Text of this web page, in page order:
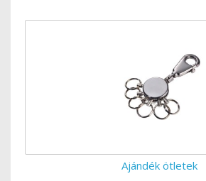
Ajándék ötletek